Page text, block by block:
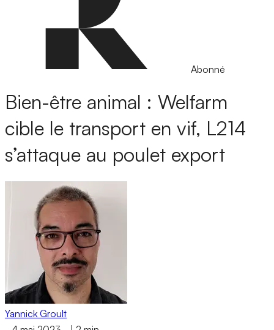
Abonné
Bien-être animal : Welfarm
cible le transport en vif, L214
s’attaque au poulet export
Yannick Groult